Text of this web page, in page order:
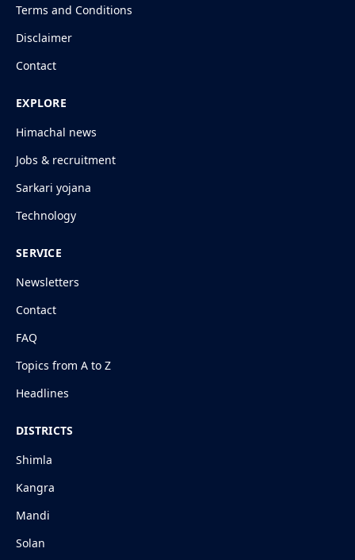
Terms and Conditions
Disclaimer
Contact
EXPLORE
Himachal news
Jobs & recruitment
Sarkari yojana
Technology
SERVICE
Newsletters
Contact
FAQ
Topics from A to Z
Headlines
DISTRICTS
Shimla
Kangra
Mandi
Solan